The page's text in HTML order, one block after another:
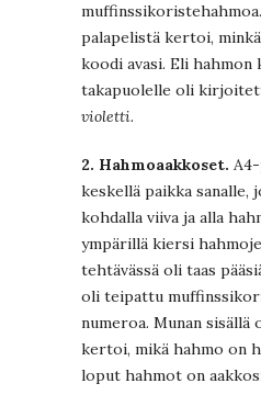
palapelistä kertoi,
koodi avasi. Eli hahmon
takapuolelle oli
violetti.
2. Hahmoaakkoset.
keskellä paikka sanalle,
kohdalla viiva ja alla
ympärillä kiersi
tehtävässä oli taas
oli teipattu
numeroa. Munan sisällä
kertoi, mikä hahmo on
loput hahmot on